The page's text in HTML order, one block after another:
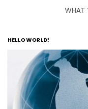
WHAT
HELLO WORLD!